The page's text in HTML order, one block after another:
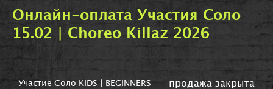
Онлайн-оплата Участия Соло
15.02 | Choreo Killaz 2026
Участие Соло KIDS | BEGINNERS продажа закрыта